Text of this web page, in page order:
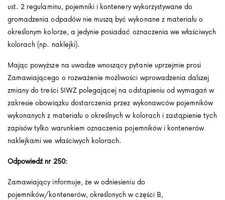
ust. 2 regulaminu, pojemniki i kontenery wykorzystywane do
gromadzenia odpadów nie muszą być wykonane z materiału o
określonym kolorze, a jedynie posiadać oznaczenia we właściwych
kolorach (np. naklejki).
Mając powyższe na uwadze wnoszący pytanie uprzejmie prosi
Zamawiającego o rozważenie możliwości wprowadzenia dalszej
zmiany do treści SIWZ polegającej na odstąpieniu od wymagań w
zakresie obowiązku dostarczenia przez wykonawców pojemników
wykonanych z materiału o określnych w kolorach i zastąpienie tych
zapisów tylko warunkiem oznaczenia pojemników i kontenerów
naklejkami we właściwych kolorach.
Odpowiedź nr 250:
Zamawiający informuje, że w odniesieniu do
pojemników/kontenerów, określonych w części B,